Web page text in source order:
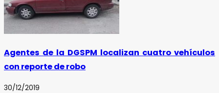
Agentes de la DGSPM localizan cuatro vehículos
con reporte de robo
30/12/2019